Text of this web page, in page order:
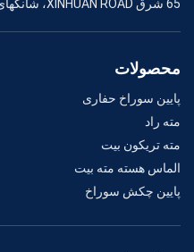
65 شرق XINHUAN ROAD، شانگهای، چین
محصولات
پایین سوراخ حفاری
مته راد
مته تریکون بیت
الماس هسته مته بیت
پایین چکش سوراخ